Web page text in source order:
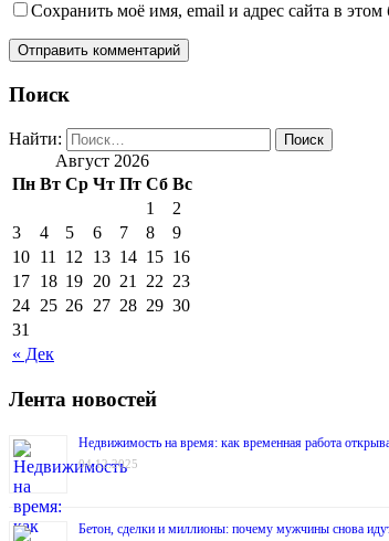
Сохранить моё имя, email и адрес сайта в
Поиск
Найти:
Август 2026
Пн Вт Ср Чт Пт Сб Вс
« Дек
1
2
3
4 5 6 7 8
9
10 11 12 13 14 15 16
17 18 19 20 21 22 23
24 25 26 27 28 29 30
31
Лента новостей
Недвижимость на время: как временная работа
04.12.2025
Бетон, сделки и миллионы: почему мужчины снова